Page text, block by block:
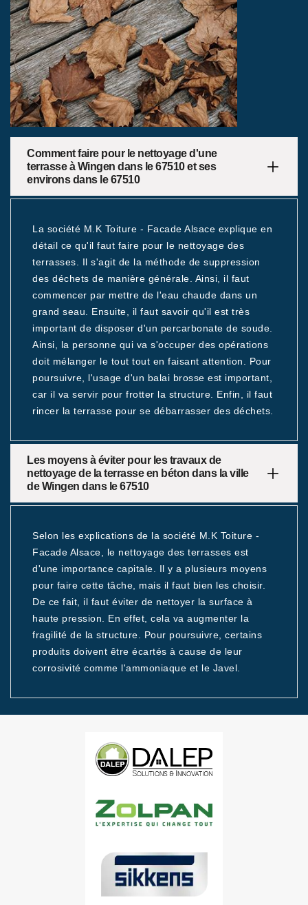
Comment faire pour le nettoyage d'une
terrasse à Wingen dans le 67510 et ses
environs dans le 67510
La société M.K Toiture - Facade Alsace explique en
détail ce qu'il faut faire pour le nettoyage des
terrasses. Il s'agit de la méthode de suppression
des déchets de manière générale. Ainsi, il faut
commencer par mettre de l'eau chaude dans un
grand seau. Ensuite, il faut savoir qu'il est très
important de disposer d'un percarbonate de soude.
Ainsi, la personne qui va s'occuper des opérations
doit mélanger le tout tout en faisant attention. Pour
poursuivre, l'usage d'un balai brosse est important,
car il va servir pour frotter la structure. Enfin, il faut
rincer la terrasse pour se débarrasser des déchets.
Les moyens à éviter pour les travaux de
nettoyage de la terrasse en béton dans la ville
de Wingen dans le 67510
Selon les explications de la société M.K Toiture -
Facade Alsace, le nettoyage des terrasses est
d'une importance capitale. Il y a plusieurs moyens
pour faire cette tâche, mais il faut bien les choisir.
De ce fait, il faut éviter de nettoyer la surface à
haute pression. En effet, cela va augmenter la
fragilité de la structure. Pour poursuivre, certains
produits doivent être écartés à cause de leur
corrosivité comme l'ammoniaque et le Javel.